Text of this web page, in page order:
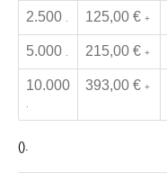
2.500 125,00 € +
5.000 215,00 € +
10.000 393,00 € +
().